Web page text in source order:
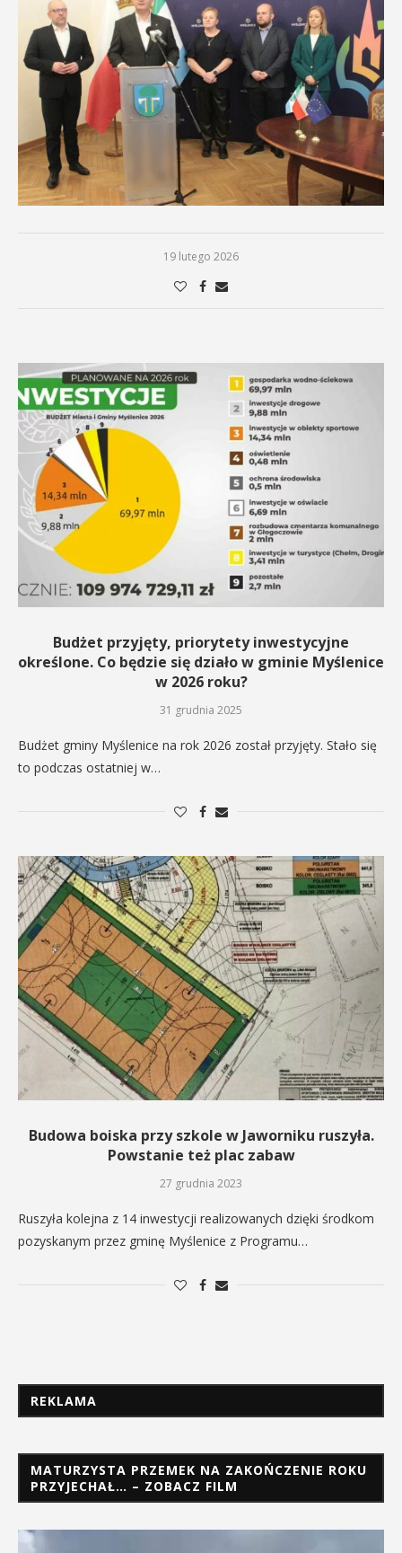
19 lutego 2026
Budżet przyjęty, priorytety inwestycyjne
określone. Co będzie się działo w gminie Myślenice
w 2026 roku?
31 grudnia 2025
Budżet gminy Myślenice na rok 2026 został przyjęty. Stało się
to podczas ostatniej w…
Budowa boiska przy szkole w Jaworniku ruszyła.
Powstanie też plac zabaw
27 grudnia 2023
Ruszyła kolejna z 14 inwestycji realizowanych dzięki środkom
pozyskanym przez gminę Myślenice z Programu…
REKLAMA
MATURZYSTA PRZEMEK NA ZAKOŃCZENIE ROKU
PRZYJECHAŁ… – ZOBACZ FILM
Odtwarzacz